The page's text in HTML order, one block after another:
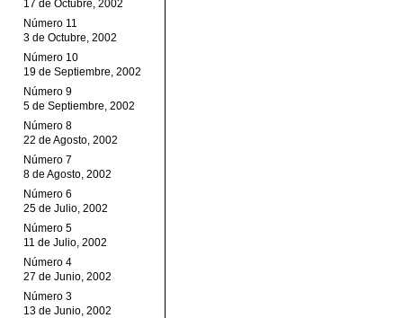
17 de Octubre, 2002
Número 11
3 de Octubre, 2002
Número 10
19 de Septiembre, 2002
Número 9
5 de Septiembre, 2002
Número 8
22 de Agosto, 2002
Número 7
8 de Agosto, 2002
Número 6
25 de Julio, 2002
Número 5
11 de Julio, 2002
Número 4
27 de Junio, 2002
Número 3
13 de Junio, 2002